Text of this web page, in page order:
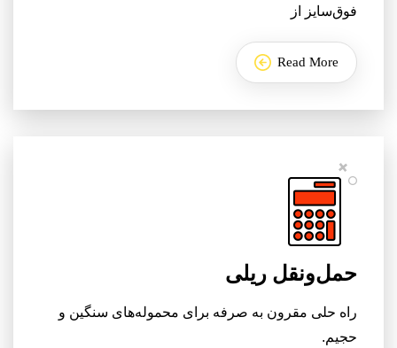
فوق‌سایز از
Read More
حمل‌ونقل ریلی
راه‌ حلی مقرون‌ به‌ صرفه برای محموله‌های سنگین و
حجیم.